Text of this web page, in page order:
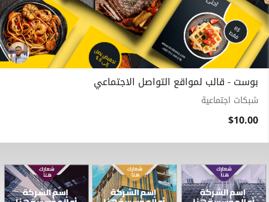
بوست - قالب لمواقع التواصل الاجتماعي
شبكات اجتماعية
$10.00